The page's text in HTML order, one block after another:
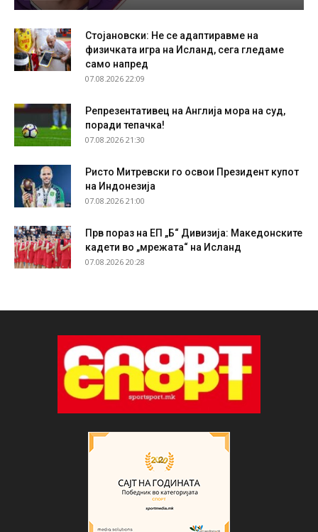
Стојановски: Не се адаптиравме на
физичката игра на Исланд, сега гледаме
само напред
07.08.2026 22:09
Репрезентативец на Англија мора на суд,
поради тепачка!
07.08.2026 21:30
Ристо Митревски го освои Президент купот
на Индонезија
07.08.2026 21:00
Прв пораз на ЕП „Б“ Дивизија: Македонските
кадети во „мрежата“ на Исланд
07.08.2026 20:28